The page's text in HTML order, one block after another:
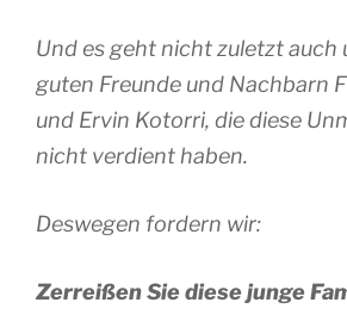
Und es geht nicht zuletzt auch
guten Freunde und Nachbarn
und Ervin Kotorri, die diese
nicht verdient haben.
Deswegen fordern wir:
Zerreißen Sie diese junge